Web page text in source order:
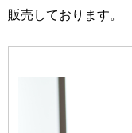
販売しております。